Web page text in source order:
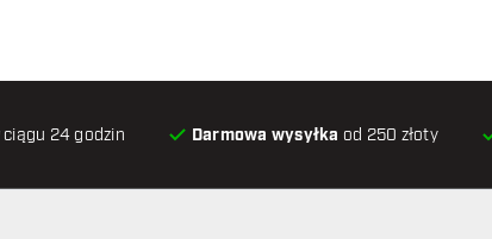
ciągu 24 godzin Darmowa wysyłka od 250 złoty